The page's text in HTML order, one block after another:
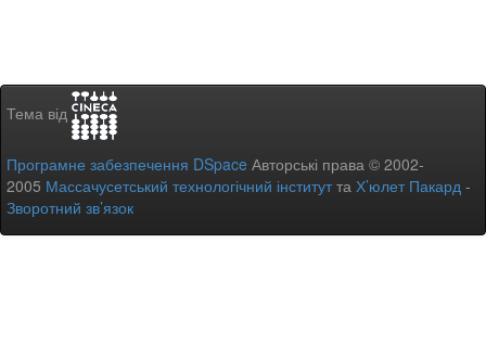
Тема від
Програмне забезпечення DSpace Авторські права © 2002-
2005 Массачусетський технологічний інститутта Х’юлет Пакард -
Зворотний зв’язок